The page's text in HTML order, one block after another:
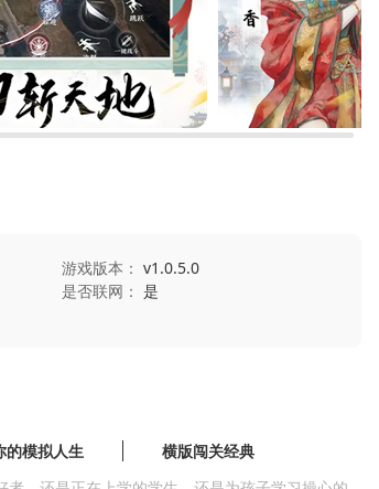
游戏版本： v1.0.5.0
冒险
是否联网： 是
的模拟人生
横版闯关经典